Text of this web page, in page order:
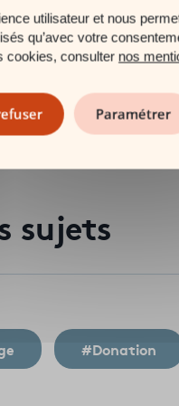
sans avoir à payer
tous les 15 ans. A
à remplir : que
sujets
#Donation
utilisateur et nous
qu’avec votre
cookies, consulter nos
Paramétrer